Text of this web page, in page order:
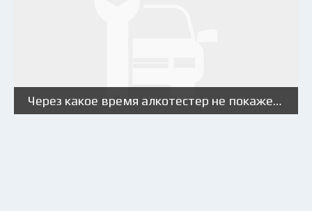
Через какое время алкотестер не покажет алкоголь?